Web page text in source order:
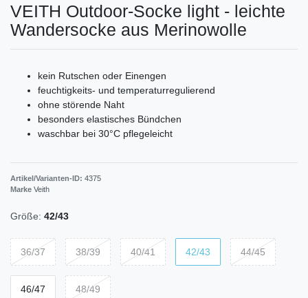
VEITH Outdoor-Socke light - leichte
Wandersocke aus Merinowolle
kein Rutschen oder Einengen
feuchtigkeits- und temperaturregulierend
ohne störende Naht
besonders elastisches Bündchen
waschbar bei 30°C pflegeleicht
Artikel/Varianten-ID: 4375
Marke Veith
Größe: 42/43
36/37 38/39 40/41 42/43 44/45
46/47 48/49